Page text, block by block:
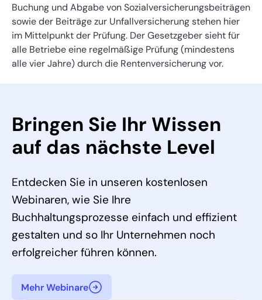
Buchung und Abgabe von Sozialversicherungsbeiträgen
sowie der Beiträge zur Unfallversicherung stehen hier
im Mittelpunkt der Prüfung. Der Gesetzgeber sieht für
alle Betriebe eine regelmäßige Prüfung (mindestens
alle vier Jahre) durch die Rentenversicherung vor.
Bringen Sie Ihr Wissen
auf das nächste Level
Entdecken Sie in unseren kostenlosen
Webinaren, wie Sie Ihre
Buchhaltungsprozesse einfach und effizient
gestalten und so Ihr Unternehmen noch
erfolgreicher führen können.
Mehr Webinare